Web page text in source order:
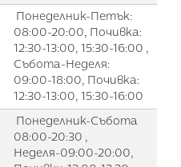
Понеделник-Петък:
08:00-20:00, Почивка:
12:30-13:00, 15:30-16:00 ,
Събота-Неделя:
09:00-18:00, Почивка:
12:30-13:00, 15:30-16:00
Понеделник-Събота
08:00-20:30 ,
Неделя-09:00-20:00,